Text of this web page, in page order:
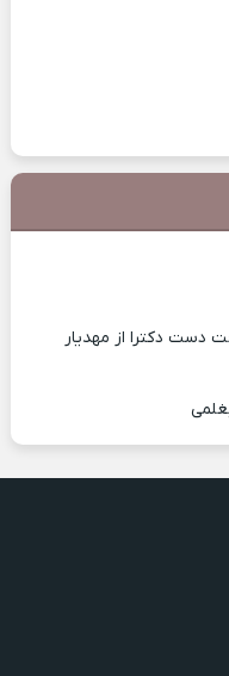
دست دکترا از مهدیار